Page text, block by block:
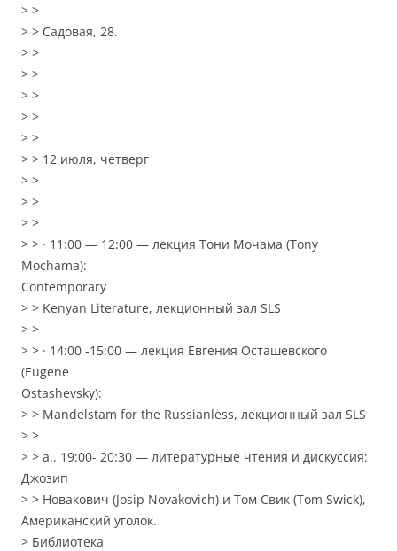
> >
> > Садовая, 28.
> >
> >
> >
> >
> >
> > 12 июля, четверг
> >
> >
> >
> > · 11:00 — 12:00 — лекция Тони Мочама (Tony
Mochama):
Contemporary
> > Kenyan Literature, лекционный зал SLS
> >
> > · 14:00 -15:00 — лекция Евгения Осташевского
(Eugene
Ostashevsky):
> > Mandelstam for the Russianless, лекционный зал SLS
> >
> > a.. 19:00- 20:30 — литературные чтения и дискуссия:
Джозип
> > Новакович (Josip Novakovich) и Том Свик (Tom Swick),
Американский уголок.
> Библиотека